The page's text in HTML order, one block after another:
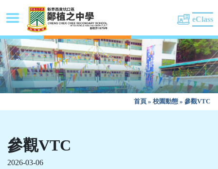
eClass
首頁 » 校園動態 » 參觀VTC
參觀VTC
2026-03-06